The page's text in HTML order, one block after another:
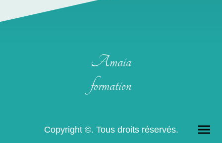
Amaia
formation
Copyright ©. Tous droits réservés.